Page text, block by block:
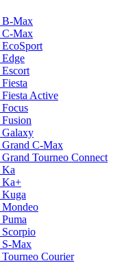
B-Max
C-Max
Active
Galaxy
Grand C-Max
Tourneo Connect
Ka
Ka+
Kuga
Mondeo
S-Max
Courier